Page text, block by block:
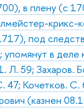
в плену (с
крикс-
под
в деле
59; Захаров.
47; Кочетков.
(казнен